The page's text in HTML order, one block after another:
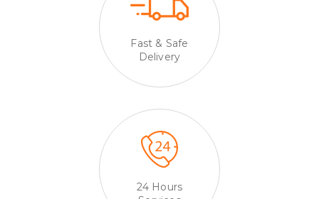
Fast & Safe
Delivery
24 Hours